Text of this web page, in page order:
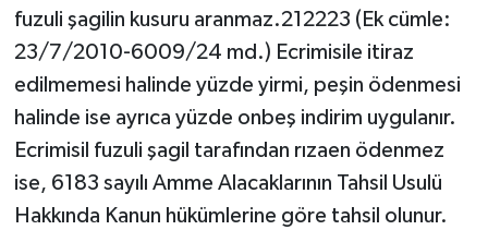
fuzuli şagilin kusuru aranmaz.212223 (Ek cümle:
23/7/2010-6009/24 md.) Ecrimisile itiraz
edilmemesi halinde yüzde yirmi, peşin ödenmesi
halinde ise ayrıca yüzde onbeş indirim uygulanır.
Ecrimisil fuzuli şagil tarafından rızaen ödenmez
ise, 6183 sayılı Amme Alacaklarının Tahsil Usulü
Hakkında Kanun hükümlerine göre tahsil olunur.